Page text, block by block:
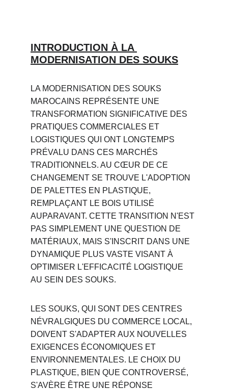
INTRODUCTION À LA
MODERNISATION DES SOUKS
LA MODERNISATION DES SOUKS
MAROCAINS REPRÉSENTE UNE
TRANSFORMATION SIGNIFICATIVE DES
PRATIQUES COMMERCIALES ET
LOGISTIQUES QUI ONT LONGTEMPS
PRÉVALU DANS CES MARCHÉS
TRADITIONNELS. AU CŒUR DE CE
CHANGEMENT SE TROUVE L'ADOPTION
DE PALETTES EN PLASTIQUE,
REMPLAÇANT LE BOIS UTILISÉ
AUPARAVANT. CETTE TRANSITION N'EST
PAS SIMPLEMENT UNE QUESTION DE
MATÉRIAUX, MAIS S'INSCRIT DANS UNE
DYNAMIQUE PLUS VASTE VISANT À
OPTIMISER L'EFFICACITÉ LOGISTIQUE
AU SEIN DES SOUKS.
LES SOUKS, QUI SONT DES CENTRES
NÉVRALGIQUES DU COMMERCE LOCAL,
DOIVENT S'ADAPTER AUX NOUVELLES
EXIGENCES ÉCONOMIQUES ET
ENVIRONNEMENTALES. LE CHOIX DU
PLASTIQUE, BIEN QUE CONTROVERSÉ,
S'AVÈRE ÊTRE UNE RÉPONSE